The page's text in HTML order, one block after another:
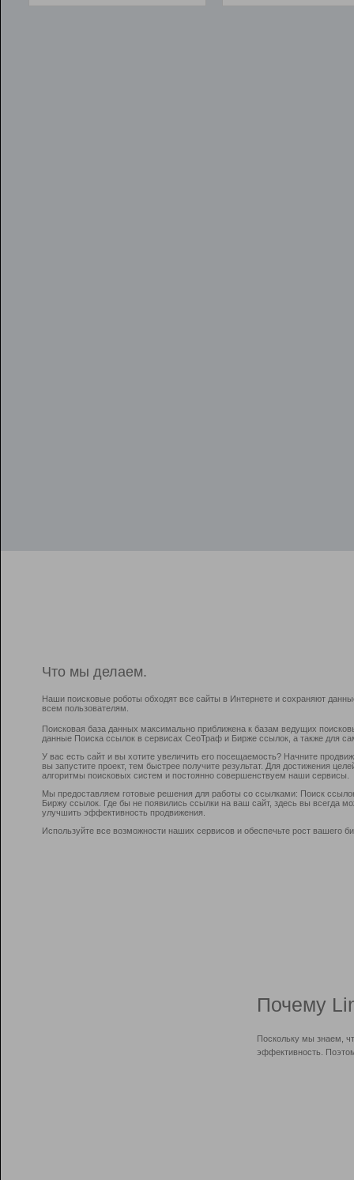
Что мы делаем.
Наши поисковые роботы обходят все сайты в Интернете и сохраняют
всем пользователям.
Поисковая база данных максимально приближена к базам ведущих
данные Поиска ссылок в сервисах СеоТраф и Бирже ссылок, а также для
У вас есть сайт и вы хотите увеличить его посещаемость? Начните
вы запустите проект, тем быстрее получите результат. Для достижения
алгоритмы поисковых систем и постоянно совершенствуем наши сервисы.
Мы предоставляем готовые решения для работы со ссылками: Поиск
Биржу ссылок. Где бы не появились ссылки на ваш сайт, здесь вы всегда
улучшить эффективность продвижения.
Используйте все возможности наших сервисов и обеспечьте рост вашего
Почему
Поскольку мы знаем,
эффективность.